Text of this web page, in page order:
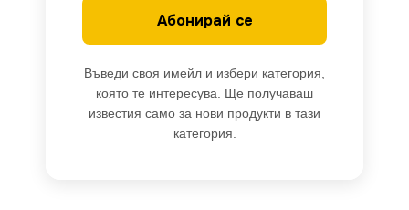
Абонирай се
Въведи своя имейл и избери категория,
която те интересува. Ще получаваш
известия само за нови продукти в тази
категория.